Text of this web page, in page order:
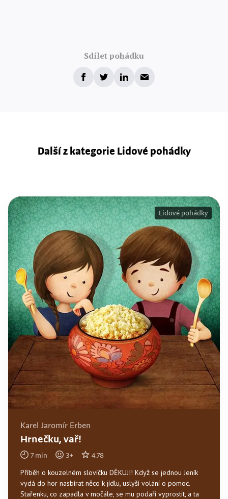
Sdílet pohádku
Další z kategorie Lidové pohádky
Karel Jaromír Erben
Hrnečku, vař!
7min 3+ 4.78
Příběh o kouzelném slovíčku DĚKUJI! Když se jednou Jeník
vydá do hor nasbírat něco k jídlu, uslyší volání o pomoc.
Stařenku, co zapadla v močále, se mu podaří vyprostit, a ta
Lidové pohádky